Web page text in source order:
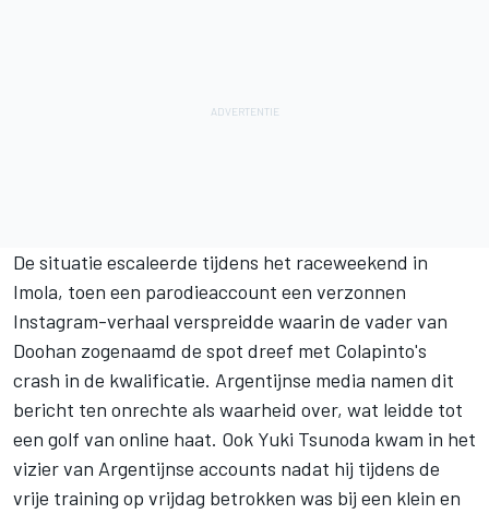
De situatie escaleerde tijdens het raceweekend in
Imola, toen een parodieaccount een verzonnen
Instagram-verhaal verspreidde waarin de vader van
Doohan zogenaamd de spot dreef met Colapinto's
crash in de kwalificatie. Argentijnse media namen dit
bericht ten onrechte als waarheid over, wat leidde tot
een golf van online haat. Ook Yuki Tsunoda kwam in het
vizier van Argentijnse accounts nadat hij tijdens de
vrije training op vrijdag betrokken was bij een klein en